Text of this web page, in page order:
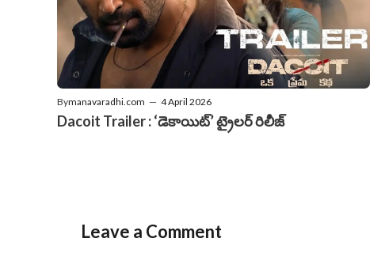
Bymanavaradhi.com — 4 April 2026
Dacoit Trailer : ‘డెకాయిట్‌’ ట్రైలర్‌ రిలీజ్‌
Leave a Comment